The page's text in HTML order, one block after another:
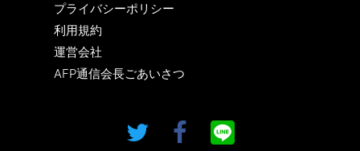
プライバシーポリシー
利用規約
運営会社
AFP通信会長ごあいさつ